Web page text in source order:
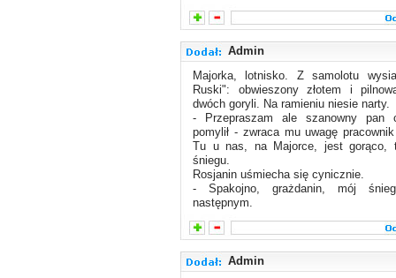
Admin
Majorka, lotnisko. Z samolotu
Ruski": obwieszony złotem i
dwóch goryli. Na ramieniu niesie narty.
- Przepraszam ale szanowny pan
pomylił - zwraca mu uwagę
Tu u nas, na Majorce, jest gorąco,
śniegu.
Rosjanin uśmiecha się cynicznie.
- Spakojno, grażdanin, mój
następnym.
Admin